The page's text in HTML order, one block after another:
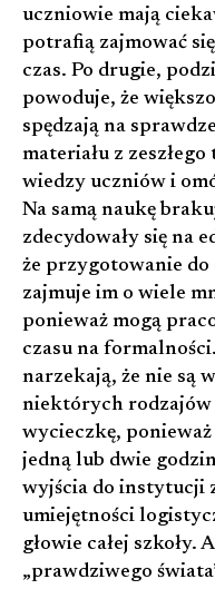
uczniowie mają
potrafią zajmować
czas. Po drugie,
powoduje, że
spędzają na
materiału z
wiedzy uczniów i
Na samą naukę
zdecydowały się na
że przygotowanie
zajmuje im o wiele
ponieważ mogą
czasu na
narzekają, że nie są
niektórych rodzajów
wycieczkę,
jedną lub dwie
wyjścia do instytucji
umiejętności
głowie całej szkoły.
„prawdziwego